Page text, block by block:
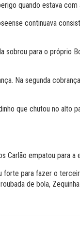
quando estava com
continuava
para o próprio
Na segunda
que chutou no alto
Carlão empatou para a
forte para fazer o
de bola,